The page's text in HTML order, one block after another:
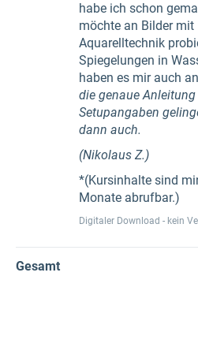
habe ich schon
möchte an Bilder mit
Aquarelltechnik
Spiegelungen in
haben es mir auch
die genaue
Setupangaben
dann auch.
(Nikolaus Z.)
*(Kursinhalte sind
Monate abrufbar.)
Digitaler Download - kein
Gesamt